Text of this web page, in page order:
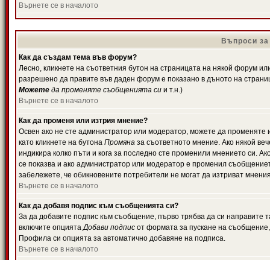
Върнете се в началото
Въпроси
Как да създам тема във форум?
Лесно, кликнете на съответния бутон на страницата на някой форум
разрешено да правите във даден форум е показано в дъното на
Можете да променяте съобщенията си и т.н.)
Върнете се в началото
Как да променя или изтрия мнение?
Освен ако не сте администратор или модератор, можете да
като кликнете на бутона Промяна за съответното мнение. Ако някой
индикира колко пъти и кога за последно сте променили мнението си.
се показва и ако администратор или модератор е променил
забележете, че обикновените потребители не могат да изтриват
Върнете се в началото
Как да добавя подпис към съобщенията си?
За да добавите подпис към съобщение, първо трябва да си
включите опциятаДобави подпис от формата за пускане на
Профила си опцията за автоматично добавяне на подписа.
Върнете се в началото